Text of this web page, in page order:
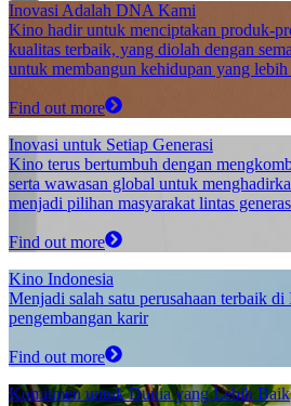
Inovasi Adalah DNA Kami
Kino hadir untuk menciptakan produk-
kualitas terbaik, yang diolah dengan
untuk membangun kehidupan yang
Find out more
Inovasi untuk Setiap Generasi
Kino terus bertumbuh dengan
serta wawasan global untuk
menjadi pilihan masyarakat lintas
Find out more
Kino Indonesia
Menjadi salah satu perusahaan terbaik
pengembangan karir
Find out more
Komitmen untuk Dunia yang Lebih Baik